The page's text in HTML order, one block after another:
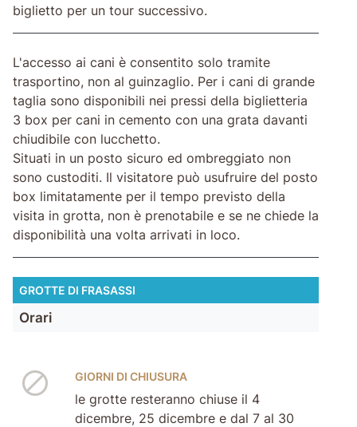
biglietto per un tour successivo.
L'accesso ai cani è consentito solo tramite
trasportino, non al guinzaglio. Per i cani di grande
taglia sono disponibili nei pressi della biglietteria
3 box per cani in cemento con una grata davanti
chiudibile con lucchetto.
Situati in un posto sicuro ed ombreggiato non
sono custoditi. Il visitatore può usufruire del posto
box limitatamente per il tempo previsto della
visita in grotta, non è prenotabile e se ne chiede la
disponibilità una volta arrivati in loco.
GROTTE DI FRASASSI
Orari
GIORNI DI CHIUSURA
le grotte resteranno chiuse il 4
dicembre, 25 dicembre e dal 7 al 30